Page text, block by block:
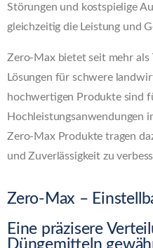
Störungen und kostspielige
gleichzeitig die Leistung und
Zero-Max bietet seit mehr als
Lösungen für schwere
hochwertigen Produkte sind
Hochleistungsanwendungen
Zero-Max Produkte tragen
und Zuverlässigkeit zu
Zero-Max –
Eine präzisere
Düngemitteln